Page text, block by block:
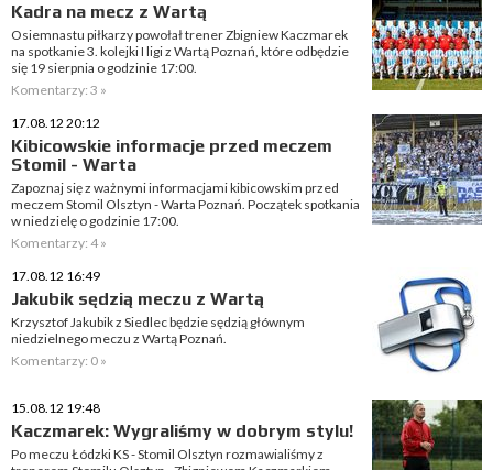
Kadra na mecz z Wartą
Osiemnastu piłkarzy powołał trener Zbigniew Kaczmarek
na spotkanie 3. kolejki I ligi z Wartą Poznań, które odbędzie
się 19 sierpnia o godzinie 17:00.
Komentarzy: 3 »
17.08.12 20:12
Kibicowskie informacje przed meczem
Stomil - Warta
Zapoznaj się z ważnymi informacjami kibicowskim przed
meczem Stomil Olsztyn - Warta Poznań. Początek spotkania
w niedzielę o godzinie 17:00.
Komentarzy: 4 »
17.08.12 16:49
Jakubik sędzią meczu z Wartą
Krzysztof Jakubik z Siedlec będzie sędzią głównym
niedzielnego meczu z Wartą Poznań.
Komentarzy: 0 »
15.08.12 19:48
Kaczmarek: Wygraliśmy w dobrym stylu!
Po meczu Łódzki KS - Stomil Olsztyn rozmawialiśmy z